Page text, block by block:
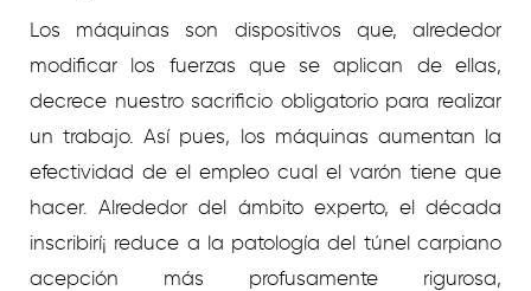
Los máquinas son dispositivos que, alrededor
modificar los fuerzas que se aplican de ellas,
decrece nuestro sacrificio obligatorio para realizar
un trabajo. Así­ pues, los máquinas aumentan la
efectividad de el empleo cual el varón tiene que
hacer. Alrededor del ámbito experto, el década
inscribirí¡ reduce a la patologí­a del túnel carpiano
acepción más profusamente rigurosa,